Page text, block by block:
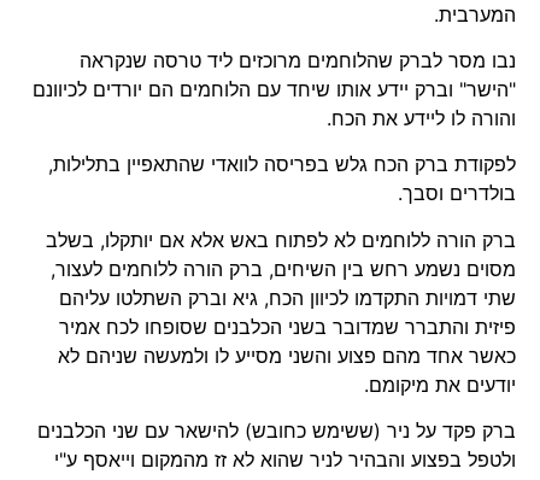
המערבית.
נבו מסר לברק שהלוחמים מרוכזים ליד טרסה שנקראה
"הישר" וברק יידע אותו שיחד עם הלוחמים הם יורדים לכיוונם
והורה לו ליידע את הכח.
לפקודת ברק הכח גלש בפריסה לוואדי שהתאפיין בתלילות,
בולדרים וסבך.
ברק הורה ללוחמים לא לפתוח באש אלא אם יותקלו, בשלב
מסוים נשמע רחש בין השיחים, ברק הורה ללוחמים לעצור,
שתי דמויות התקדמו לכיוון הכח, גיא וברק השתלטו עליהם
פיזית והתברר שמדובר בשני הכלבנים שסופחו לכח אמיר
כאשר אחד מהם פצוע והשני מסייע לו ולמעשה שניהם לא
יודעים את מיקומם.
ברק פקד על ניר (ששימש כחובש) להישאר עם שני הכלבנים
ולטפל בפצוע והבהיר לניר שהוא לא זז מהמקום וייאסף ע"י